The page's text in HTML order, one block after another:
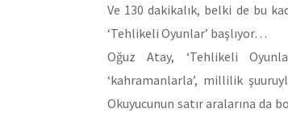
Ve 130 dakikalık, belki de bu
‘Tehlikeli Oyunlar’ başlıyor…
Oğuz Atay, ‘Tehlikeli
‘kahramanlarla’, millilik
Okuyucunun satır aralarına da